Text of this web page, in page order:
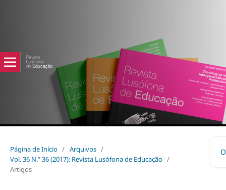
Página de Início / Arquivos /
Vol. 36 N.º 36 (2017): Revista Lusófona de Educação /
Artigos